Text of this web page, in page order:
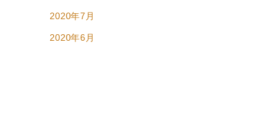
2020年7月
2020年6月